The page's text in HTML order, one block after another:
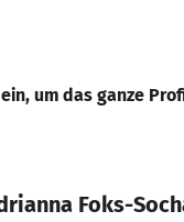
um das ganze
Foks-